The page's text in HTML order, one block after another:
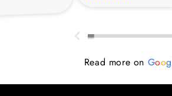
Read more on Goog